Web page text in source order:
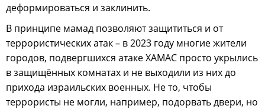
деформироваться и заклинить.
В принципе мамад позволяют защититься и от
террористических атак – в 2023 году многие жители
городов, подвергшихся атаке ХАМАС просто укрылись
в защищённых комнатах и не выходили из них до
прихода израильских военных. Не то, чтобы
террористы не могли, например, подорвать двери, но